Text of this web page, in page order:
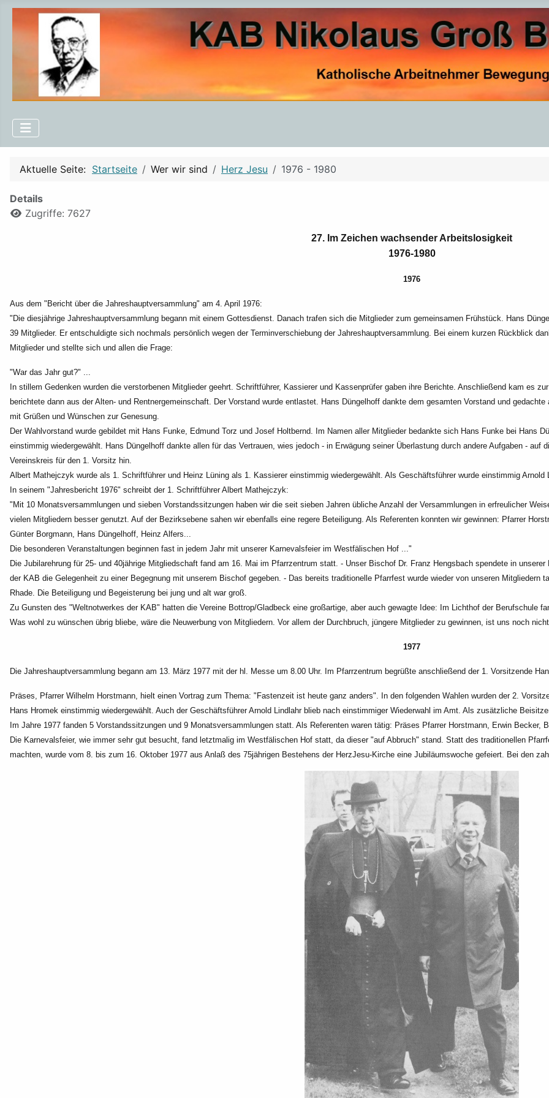
Aktuelle Seite: Startseite Wer wir sind Herz Jesu 1976 - 1980
Details
Zugriffe: 7627
27. Im Zeichen wachsender Arbeitslosigkeit
1976-1980
1976
Aus dem "Bericht über die Jahreshauptversammlung" am 4. April 1976:
"Die diesjährige Jahreshauptversammlung begann mit einem Gottesdienst. Danach trafen sich die Mitglieder zum gemeinsamen Frühstück. Hans
39 Mitglieder. Er entschuldigte sich nochmals persönlich wegen der Terminverschiebung der Jahreshauptversammlung. Bei einem kurzen Rückblick
Mitglieder und stellte sich und allen die Frage:
"War das Jahr gut?" ...
In stillem Gedenken wurden die verstorbenen Mitglieder geehrt. Schriftführer, Kassierer und Kassenprüfer gaben ihre Berichte. Anschließend kam es
berichtete dann aus der Alten- und Rentnergemeinschaft. Der Vorstand wurde entlastet. Hans Düngelhoff dankte dem gesamten Vorstand und
mit Grüßen und Wünschen zur Genesung.
Der Wahlvorstand wurde gebildet mit Hans Funke, Edmund Torz und Josef Holtbernd. Im Namen aller Mitglieder bedankte sich Hans Funke bei Hans
einstimmig wiedergewählt. Hans Düngelhoff dankte allen für das Vertrauen, wies jedoch - in Erwägung seiner Überlastung durch andere Aufgaben - auf
Vereinskreis für den 1. Vorsitz hin.
Albert Mathejczyk wurde als 1. Schriftführer und Heinz Lüning als 1. Kassierer einstimmig wiedergewählt. Als Geschäftsführer wurde einstimmig Arnold
In seinem "Jahresbericht 1976" schreibt der 1. Schriftführer Albert Mathejczyk:
"Mit 10 Monatsversammlungen und sieben Vorstandssitzungen haben wir die seit sieben Jahren übliche Anzahl der Versammlungen in erfreulicher
vielen Mitgliedern besser genutzt. Auf der Bezirksebene sahen wir ebenfalls eine regere Beteiligung. Als Referenten konnten wir gewinnen: Pfarrer
Günter Borgmann, Hans Düngelhoff, Heinz Alfers...
Die besonderen Veranstaltungen beginnen fast in jedem Jahr mit unserer Karnevalsfeier im Westfälischen Hof ..."
Die Jubilarehrung für 25- und 40jährige Mitgliedschaft fand am 16. Mai im Pfarrzentrum statt. - Unser Bischof Dr. Franz Hengsbach spendete in
der KAB die Gelegenheit zu einer Begegnung mit unserem Bischof gegeben. - Das bereits traditionelle Pfarrfest wurde wieder von unseren Mitgliedern
Rhade. Die Beteiligung und Begeisterung bei jung und alt war groß.
Zu Gunsten des "Weltnotwerkes der KAB" hatten die Vereine Bottrop/Gladbeck eine großartige, aber auch gewagte Idee: Im Lichthof der Berufschule
Was wohl zu wünschen übrig bliebe, wäre die Neuwerbung von Mitgliedern. Vor allem der Durchbruch, jüngere Mitglieder zu gewinnen, ist uns noch
1977
Die Jahreshauptversammlung begann am 13. März 1977 mit der hl. Messe um 8.00 Uhr. Im Pfarrzentrum begrüßte anschließend der 1. Vorsitzende
Präses, Pfarrer Wilhelm Horstmann, hielt einen Vortrag zum Thema: "Fastenzeit ist heute ganz anders". In den folgenden Wahlen wurden der 2.
Hans Hromek einstimmig wiedergewählt. Auch der Geschäftsführer Arnold Lindlahr blieb nach einstimmiger Wiederwahl im Amt. Als zusätzliche
Im Jahre 1977 fanden 5 Vorstandssitzungen und 9 Monatsversammlungen statt. Als Referenten waren tätig: Präses Pfarrer Horstmann, Erwin Becker,
Die Karnevalsfeier, wie immer sehr gut besucht, fand letztmalig im Westfälischen Hof statt, da dieser "auf Abbruch" stand. Statt des traditionellen
machten, wurde vom 8. bis zum 16. Oktober 1977 aus Anlaß des 75jährigen Bestehens der HerzJesu-Kirche eine Jubiläumswoche gefeiert. Bei den